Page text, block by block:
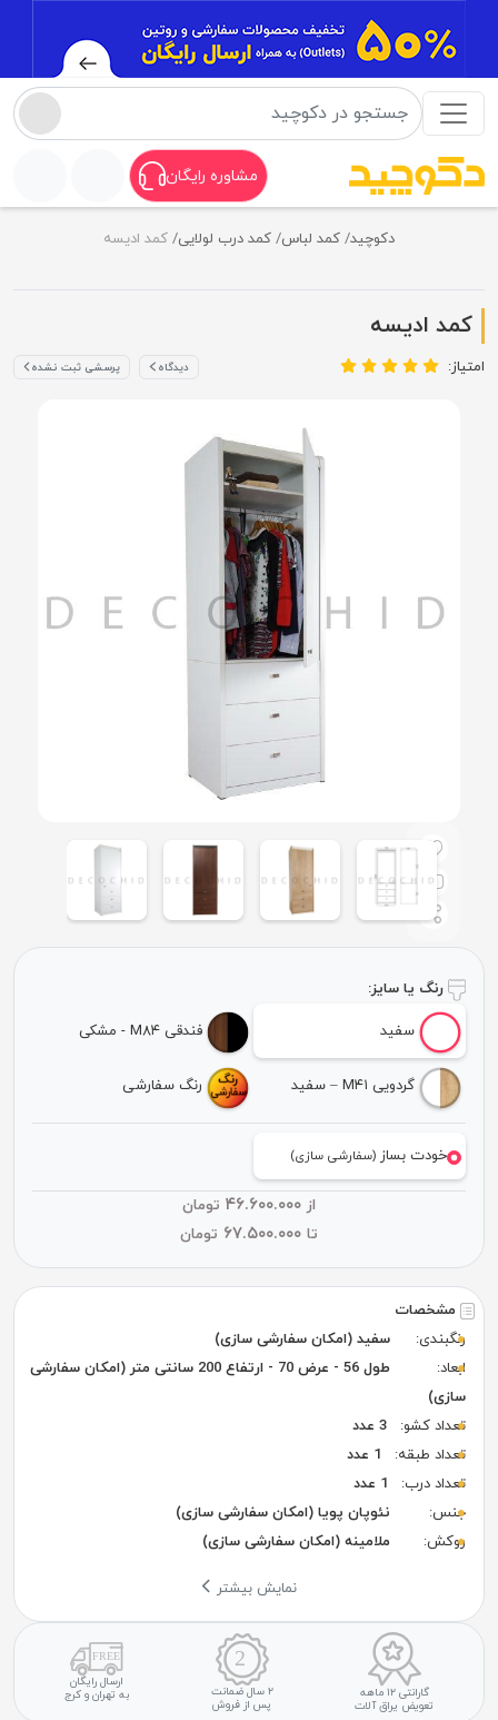
مشاوره رایگان
دکوچید کمد لباس کمد درب لولایی کمد ادیسه
کمد ادیسه
امتیاز: دیدگاه پرسشی ثبت نشده
مشخصات
رنگبندی:
سفید (امکان سفارشی سازی)
ابعاد:
طول 56 - عرض 70 - ارتفاع 200 سانتی متر (امکان سفارشی
سازی)
تعداد کشو:
3 عدد
تعداد طبقه:
1 عدد
تعداد درب:
1 عدد
جنس:
نئوپان پویا (امکان سفارشی سازی)
روکش:
ملامینه (امکان سفارشی سازی)
نمایش بیشتر
گارانتی ۱۲ ماهه
تعویض یراق آلات
۲ سال ضمانت
پس از فروش
ارسال رایگان
به تهران و کرج
رنگ یا سایز:
سفید فندقی M۸۴ - مشکی
گردویی M۴۱ – سفید رنگ سفارشی
خودت بساز(سفارشی سازی)
از
تومان
تا
تومان